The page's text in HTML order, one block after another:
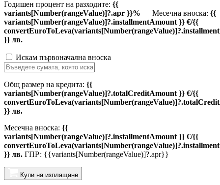
Годишен процент на разходите: {{
variants[Number(rangeValue)]?.apr }}%
Месечна вноска: {{
variants[Number(rangeValue)]?.installmentAmount }} €/{{
}} лв.
Искам първоначална вноска
Общ размер на кредита: {{
variants[Number(rangeValue)]?.totalCreditAmount }} €/{{
}} лв.
Месечна вноска: {{
variants[Number(rangeValue)]?.installmentAmount }} €/{{
}} лв. ГПР: {{variants[Number(rangeValue)]?.apr}}
Купи на изплащане